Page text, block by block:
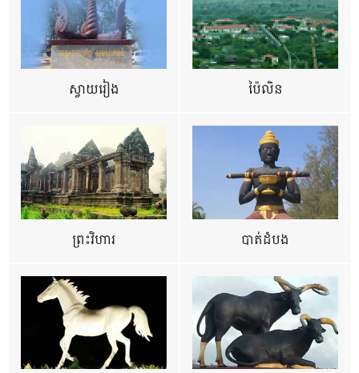
ស្វាយរៀង ប៉ៃលិន
ព្រះវិហារ បាត់ដំបង